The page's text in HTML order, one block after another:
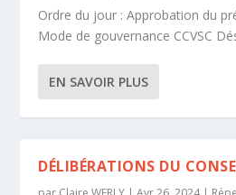
Ordre du jour : Approbation du
Mode de gouvernance CCVSC
EN SAVOIR PLUS
DÉLIBÉRATIONS DU